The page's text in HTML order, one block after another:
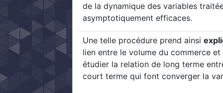
de la dynamique des variables
asymptotiquement efficaces.
Une telle procédure prend ainsi
lien entre le volume du commerce
étudier la relation de long terme
court terme qui font converger la